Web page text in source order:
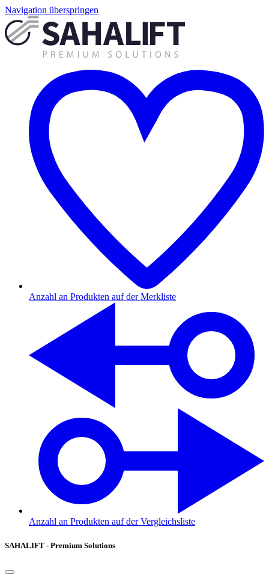
Navigation überspringen
Anzahl an Produkten auf der Merkliste
Anzahl an Produkten auf der Vergleichsliste
SAHALIFT - Premium Solutions